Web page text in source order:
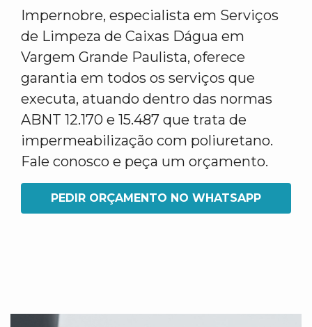
Impernobre, especialista em Serviços
de Limpeza de Caixas Dágua em
Vargem Grande Paulista, oferece
garantia em todos os serviços que
executa, atuando dentro das normas
ABNT 12.170 e 15.487 que trata de
impermeabilização com poliuretano.
Fale conosco e peça um orçamento.
PEDIR ORÇAMENTO NO WHATSAPP